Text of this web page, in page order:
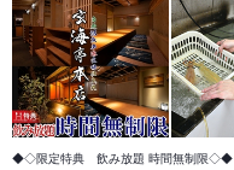
◆◇限定特典 飲み放題 時間無制限◇◆